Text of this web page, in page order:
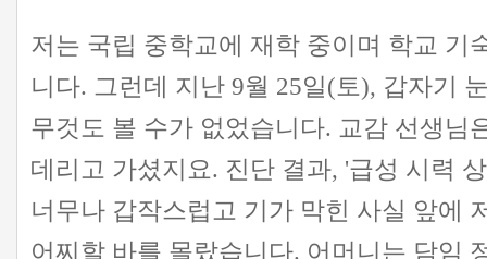
저는 국립 중학교에 재학 중이며 학교 기
니다. 그런데 지난 9월 25일(토), 갑자기
무것도 볼 수가 없었습니다. 교감 선생님
데리고 가셨지요. 진단 결과, '급성 시력
너무나 갑작스럽고 기가 막힌 사실 앞에
어찌할 바를 몰랐습니다. 어머니는 담임